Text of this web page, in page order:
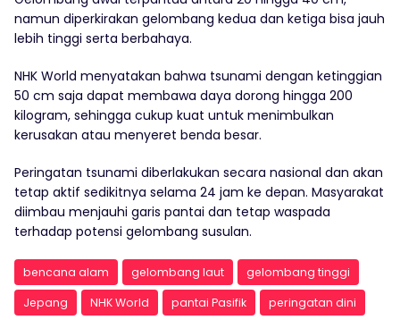
namun diperkirakan gelombang kedua dan ketiga bisa jauh
lebih tinggi serta berbahaya.
NHK World menyatakan bahwa tsunami dengan ketinggian
50 cm saja dapat membawa daya dorong hingga 200
kilogram, sehingga cukup kuat untuk menimbulkan
kerusakan atau menyeret benda besar.
Peringatan tsunami diberlakukan secara nasional dan akan
tetap aktif sedikitnya selama 24 jam ke depan. Masyarakat
diimbau menjauhi garis pantai dan tetap waspada
terhadap potensi gelombang susulan.
bencana alam gelombang laut
gelombang tinggi
Jepang
NHK World pantai Pasifik
peringatan dini